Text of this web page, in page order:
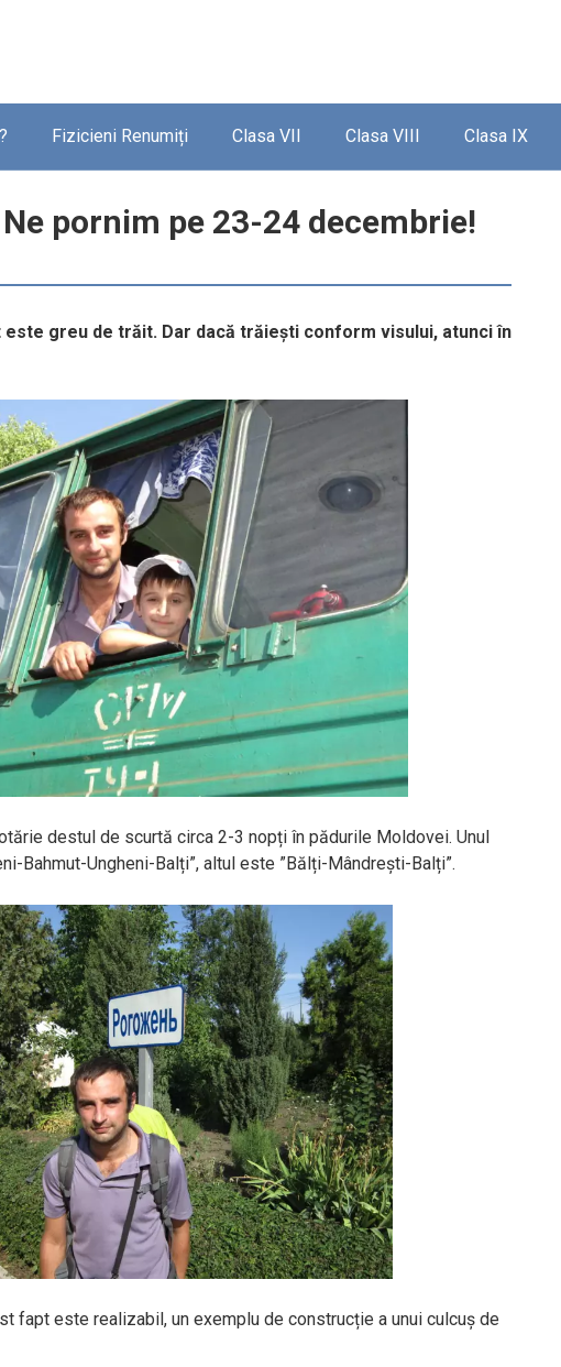
Fizicieni Renumiți Clasa VII Clasa VIII Clasa IX
pornim pe 23-24 decembrie!
greu de trăit. Dar dacă trăiești conform visului, atunci în
destul de scurtă circa 2-3 nopți în pădurile Moldovei. Unul
Bahmut-Ungheni-Balți”, altul este ”Bălți-Mândrești-Balți”.
fapt este realizabil, un exemplu de construcție a unui culcuș de